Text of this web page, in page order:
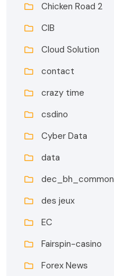
Chicken Road 2
CIB
Cloud Solution
contact
crazy time
csdino
Cyber Data
data
dec_bh_common
des jeux
EC
Fairspin-casino
Forex News